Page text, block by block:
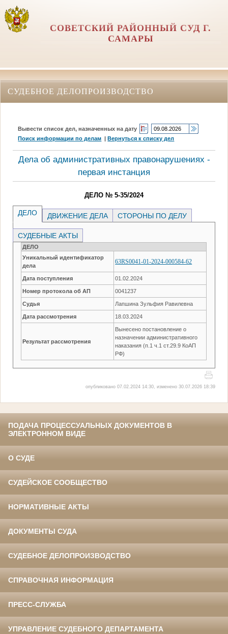
СОВЕТСКИЙ РАЙОННЫЙ СУД Г.
САМАРЫ
СУДЕБНОЕ ДЕЛОПРОИЗВОДСТВО
Вывести список дел, назначенных на дату
Поиск информации по делам |Вернуться к списку дел
Дела об административных правонарушениях -
первая инстанция
ДЕЛО № 5-35/2024
ДЕЛО ДВИЖЕНИЕ ДЕЛА СТОРОНЫ ПО ДЕЛУ
СУДЕБНЫЕ АКТЫ
ДЕЛО
Уникальный идентификатор
дела
63RS0041-01-2024-000584-62
Дата поступления 01.02.2024
Номер протокола об АП 0041237
Судья Лапшина Зульфия Равилевна
Дата рассмотрения 18.03.2024
Результат рассмотрения
Вынесено постановление о
назначении административного
наказания (п.1 ч.1 ст.29.9 КоАП
РФ)
опубликовано 07.02.2024 14:30, изменено 30.07.2026 18:39
ПОДАЧА ПРОЦЕССУАЛЬНЫХ ДОКУМЕНТОВ В
ЭЛЕКТРОННОМ ВИДЕ
О СУДЕ
СУДЕЙСКОЕ СООБЩЕСТВО
НОРМАТИВНЫЕ АКТЫ
ДОКУМЕНТЫ СУДА
СУДЕБНОЕ ДЕЛОПРОИЗВОДСТВО
СПРАВОЧНАЯ ИНФОРМАЦИЯ
ПРЕСС-СЛУЖБА
УПРАВЛЕНИЕ СУДЕБНОГО ДЕПАРТАМЕНТА